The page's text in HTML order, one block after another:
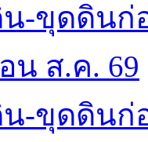
-ขุดดินก่
น ส.ค. 69
-ขุดดินก่